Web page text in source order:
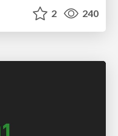
2 240